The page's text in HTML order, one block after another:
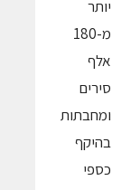
יותר
מ-180
אלף
סירים
ומחבתות
בהיקף
כספי